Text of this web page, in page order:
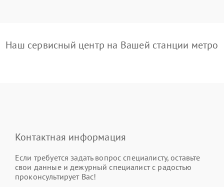
Наш сервисный центр на Вашей станции метро
Контактная информация
Если требуется задать вопрос специалисту, оставьте
свои данные и дежурный специалист с радостью
проконсультирует Вас!